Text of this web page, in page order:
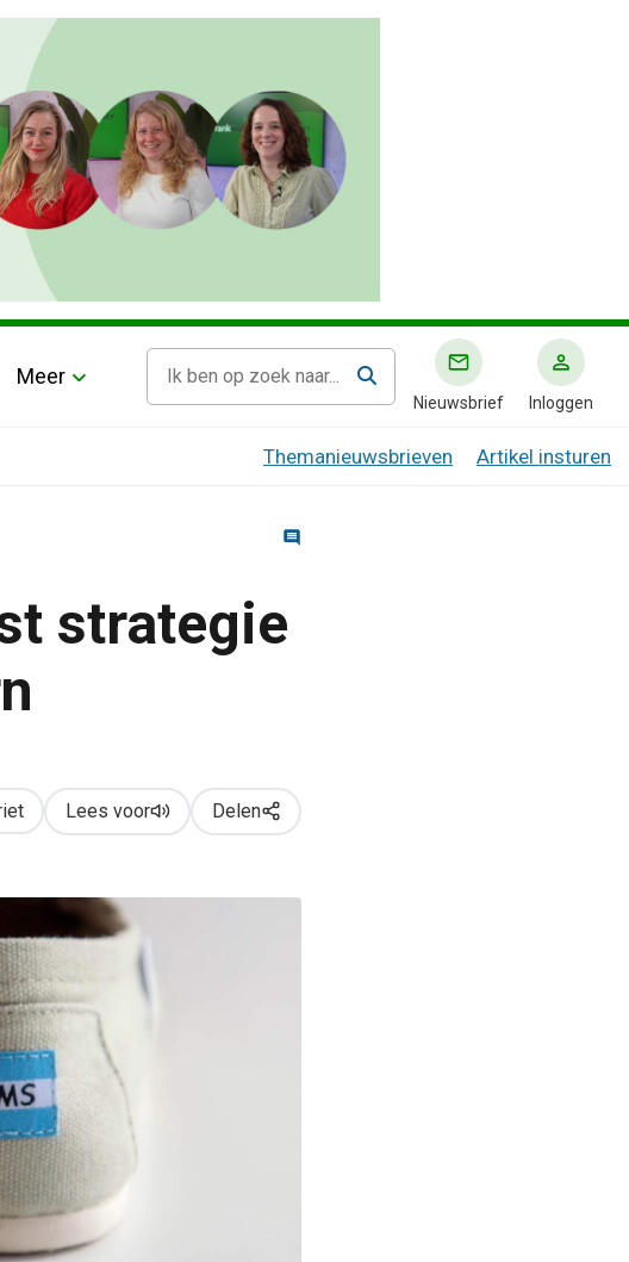
Meer
Nieuwsbrief Inloggen
Themanieuwsbrieven Artikel insturen
strategie
Lees voor Delen